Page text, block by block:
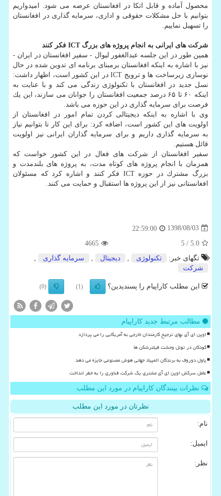
محصول آماده و قابل اتكا در افغانستان عرضه می شود. امیدواریم
بتوانیم با حل مشكلات حقوقی و اداری، سرمایه گذاری در افغانستان
را تسهیل نماییم.
شركت های ایرانی به انجام پروژه های بزرگ ICT فكر كنند
همین طور در این جلسه عبدالغفور لیوال - سفیر افغانستان در ایران -
نیز با اشاره به اینكه افغانستان برمبنای برنامه ای تدوین شده در حال
نوسازی زیرساخت ها و ترویج ICT در این كشور است، اظهار داشت:
نسل جدید در افغانستان با تكنولوژی زندگی می كند و با عنایت به
اینكه ۶۰ تا ۶۵ درصد جمعیت افغانستان را جوانان می سازند، این یك
فرصت برای سرمایه گذاری در این حوزه می باشد.
وی با اشاره به اینكه دیجیتالی كردن تمام امور در افغانستان از
اولویت های این كشور است، اضافه كرد: برای این كار تا بتوانیم نیاز
به سرمایه گذاری داریم و برای سرمایه گذاران ایرانی نیز اولویت
قائل هستیم.
سفیر افغانستان از شركت های فعال در این كشور خواست كه
همزمان با انجام پروژه های كوتاه مدت، به پروژه های بلندمدت و
بزرگ مشترك در حوزه ICT فكر كنند و اشاره كرد كه مسئولان
افغانستانی نیز از این پروژه ها استقبال و حمایت می كنند.
1398/08/03
22:59:00
5.0
/ 5
4665
تگهای خبر:
تكنولوژی دیجیتال سرمایه گذاری
شركت
این مطلب کاراپیام را پسندیدین؟ (1)
(0)
مطالب مرتبط جدید کاراپیام
اوپن ای آی بهای ترجیح کارمندان خارجی به آمریکایی را می پردازد
کودکان در تونل وحشت فیلترشکن ها
پاول دوروف به برندگان المپیاد جهانی هوش مصنوعی جایزه می دهد
عامل سرکش اوپن ای آی مشتری یک شرکت فناوری را به خطر انداخت
نظرات بینندگان کاراپیام در مورد این مطلب
نظرتان در مورد این مطلب
نام:
ایمیل:
نظر: